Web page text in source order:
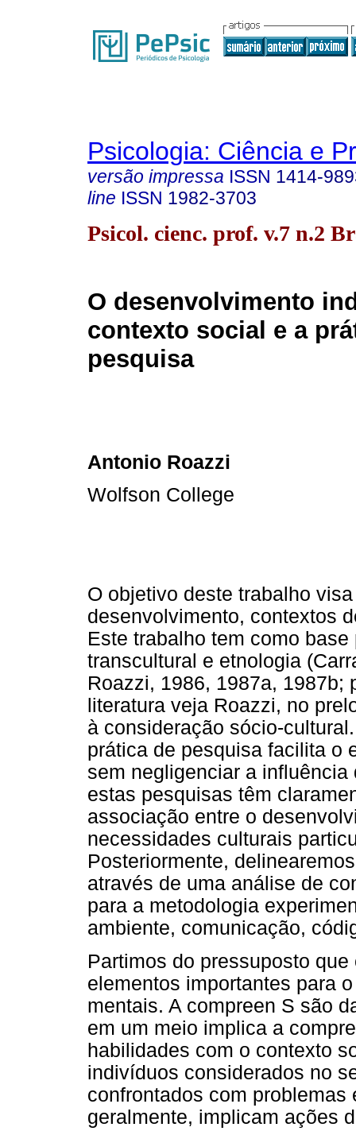
Psicologia: Ciência e
versão impressa ISSN 1414-
line ISSN 1982-3703
Psicol. cienc. prof. v.7 n.2
O desenvolvimento
contexto social e a
pesquisa
Antonio Roazzi
Wolfson College
O objetivo deste trabalho
desenvolvimento, contextos
Este trabalho tem como
transcultural e etnologia
Roazzi, 1986, 1987a, 1987b;
literatura veja Roazzi, no
à consideração sócio-
prática de pesquisa facilita o
sem negligenciar a
estas pesquisas têm
associação entre o
necessidades culturais
Posteriormente,
através de uma análise de
para a metodologia
ambiente, comunicação,
Partimos do pressuposto
elementos importantes para
mentais. A compreen S são
em um meio implica a
habilidades com o contexto
indivíduos considerados no
confrontados com
geralmente, implicam ações